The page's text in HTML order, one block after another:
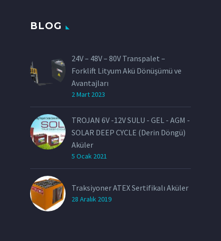
BLOG
24V – 48V – 80V Transpalet –
Forklift Lityum Akü Dönüşümü ve
Avantajları
2 Mart 2023
TROJAN 6V -12V SULU - GEL - AGM -
SOLAR DEEP CYCLE (Derin Döngü)
Aküler
5 Ocak 2021
Traksiyoner ATEX Sertifikalı Aküler
28 Aralık 2019